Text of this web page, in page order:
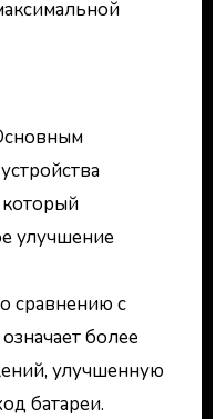
который
улучшение
сравнению с
более
улучшенную
батареи.